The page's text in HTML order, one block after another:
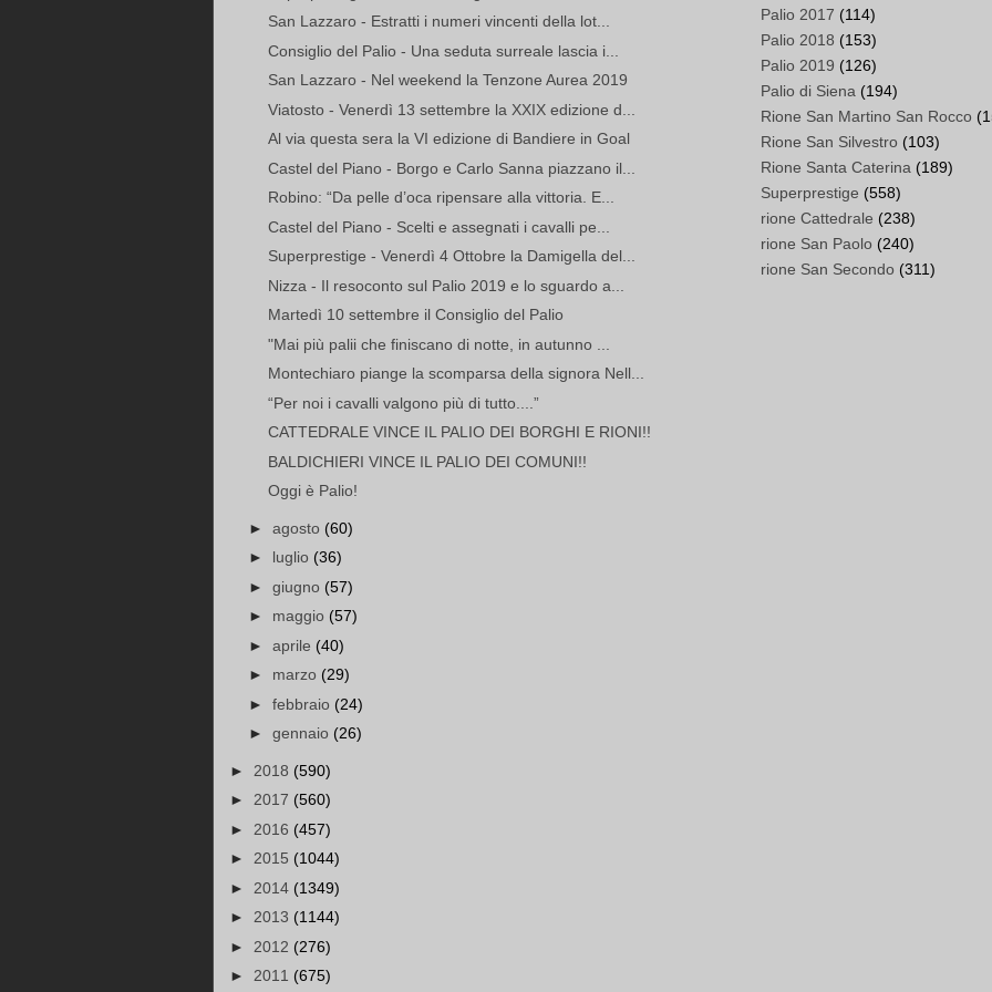
San Lazzaro - Estratti i numeri vincenti della lot...
Consiglio del Palio - Una seduta surreale lascia i...
San Lazzaro - Nel weekend la Tenzone Aurea 2019
Viatosto - Venerdì 13 settembre la XXIX edizione d...
Al via questa sera la VI edizione di Bandiere in Goal
Castel del Piano - Borgo e Carlo Sanna piazzano il...
Robino: “Da pelle d’oca ripensare alla vittoria. E...
Castel del Piano - Scelti e assegnati i cavalli pe...
Superprestige - Venerdì 4 Ottobre la Damigella del...
Nizza - Il resoconto sul Palio 2019 e lo sguardo a...
Martedì 10 settembre il Consiglio del Palio
"Mai più palii che finiscano di notte, in autunno ...
Montechiaro piange la scomparsa della signora Nell...
“Per noi i cavalli valgono più di tutto....”
CATTEDRALE VINCE IL PALIO DEI BORGHI E RIONI!!
BALDICHIERI VINCE IL PALIO DEI COMUNI!!
Oggi è Palio!
► agosto (60)
► luglio (36)
► giugno (57)
► maggio (57)
► aprile (40)
► marzo (29)
► febbraio (24)
► gennaio (26)
► 2018 (590)
► 2017 (560)
► 2016 (457)
► 2015 (1044)
► 2014 (1349)
► 2013 (1144)
► 2012 (276)
► 2011 (675)
Palio 2017 (114)
Palio 2018 (153)
Palio 2019 (126)
Palio di Siena (194)
Rione San Martino San Rocco
Rione San Silvestro (103)
Rione Santa Caterina (189)
Superprestige (558)
rione Cattedrale (238)
rione San Paolo (240)
rione San Secondo (311)